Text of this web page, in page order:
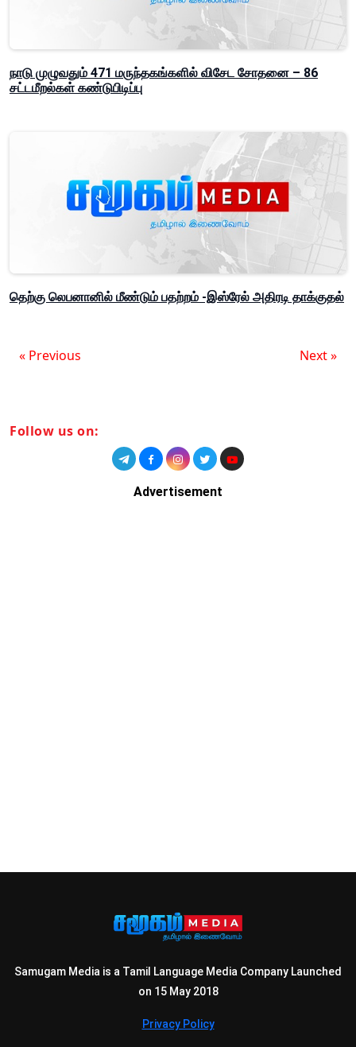
நாடு முழுவதும் 471 மருந்தகங்களில் விசேட சோதனை – 86
சட்டமீறல்கள் கண்டுபிடிப்பு
தெற்கு லெபனானில் மீண்டும் பதற்றம் -இஸ்ரேல் அதிரடி தாக்குதல்
« Previous Next »
Follow us on:
Advertisement
Samugam Media is a Tamil Language Media Company Launched
on 15 May 2018
Privacy Policy